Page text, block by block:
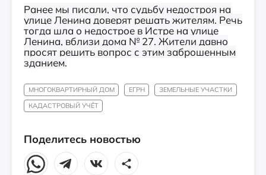
Ранее мы писали, что судьбу недостроя на
улице Ленина доверят решать жителям. Речь
тогда шла о недострое в Истре на улице
Ленина, вблизи дома № 27. Жители давно
просят решить вопрос с этим заброшенным
зданием.
МНОГОКВАРТИРНЫЙ ДОМ ЕГРН
ЗЕМЕЛЬНЫЕ УЧАСТКИ
КАДАСТРОВЫЙ УЧЁТ
Поделитесь новостью